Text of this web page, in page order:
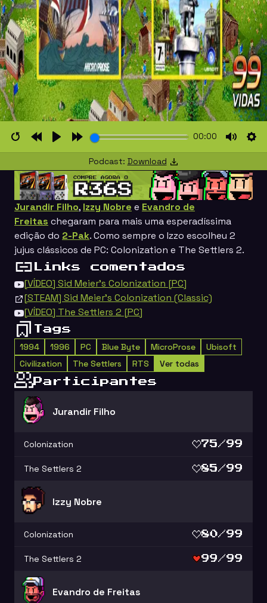
RestartRewind
PlayForward
10s
00:00
Mute
Podcast: Download
Jurandir Filho, Izzy Nobre e Evandro de
Freitas chegaram para mais uma esperadíssima
edição do 2-Pak. Como sempre o Izzo escolheu 2
jujus clássicos de PC: Colonization e The Settlers 2.
Links comentados
[VÍDEO] Sid Meier's Colonization [PC]
[STEAM] Sid Meier's Colonization (Classic)
[VÍDEO] The Settlers 2 [PC]
Tags
1994 1996 PC Blue Byte MicroProse
Ubisoft
Civilization
The Settlers RTS Ver todas
Participantes
Jurandir Filho
Colonization 75/99
The Settlers 2 85/99
Izzy Nobre
Colonization 80/99
The Settlers 2 99/99
Evandro de Freitas